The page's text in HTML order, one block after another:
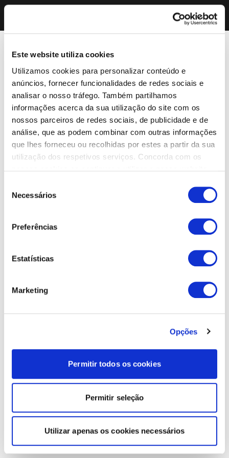
Este website utiliza cookies
Utilizamos cookies para personalizar conteúdo e
anúncios, fornecer funcionalidades de redes sociais e
analisar o nosso tráfego. Também partilhamos
informações acerca da sua utilização do site com os
nossos parceiros de redes sociais, de publicidade e de
análise, que as podem combinar com outras informações
que lhes forneceu ou recolhidas por estes a partir da sua
utilização dos respetivos serviços. Concorda com os
Necessários
Preferências
Estatísticas
Marketing
Opções
Permitir todos os cookies
Permitir seleção
Utilizar apenas os cookies necessários